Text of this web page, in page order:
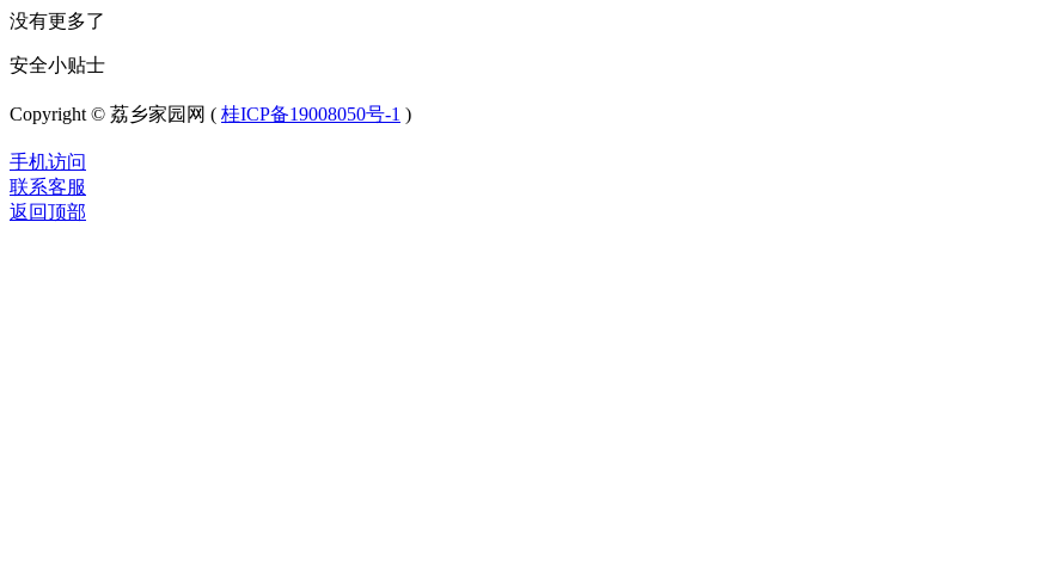
没有更多了
安全小贴士
Copyright © 荔乡家园网 ( 桂ICP备19008050号-1 )
手机访问
联系客服
返回顶部